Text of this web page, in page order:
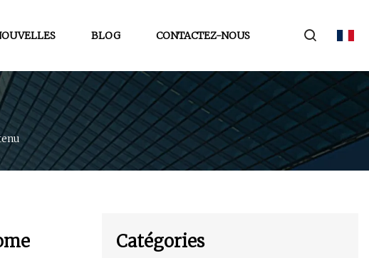
BLOG CONTACTEZ-NOUS
Catégories